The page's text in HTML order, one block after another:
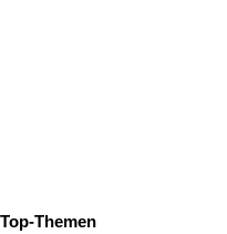
Top-Themen